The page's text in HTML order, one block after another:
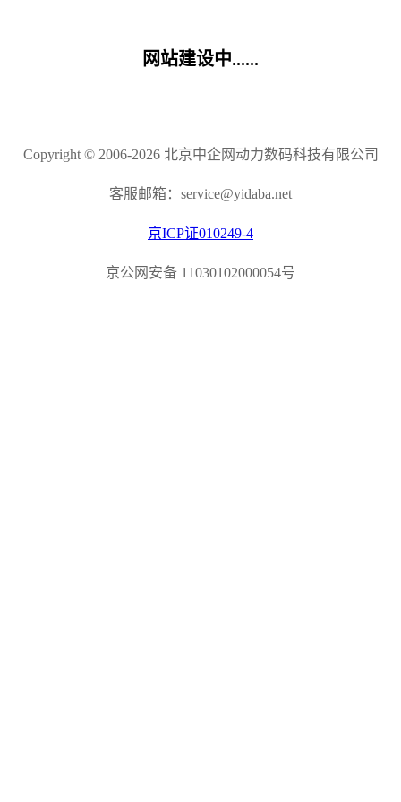
网站建设中......
Copyright © 2006-2026 北京中企网动力数码科技有限公司
客服邮箱：service@yidaba.net
京ICP证010249-4
京公网安备 11030102000054号